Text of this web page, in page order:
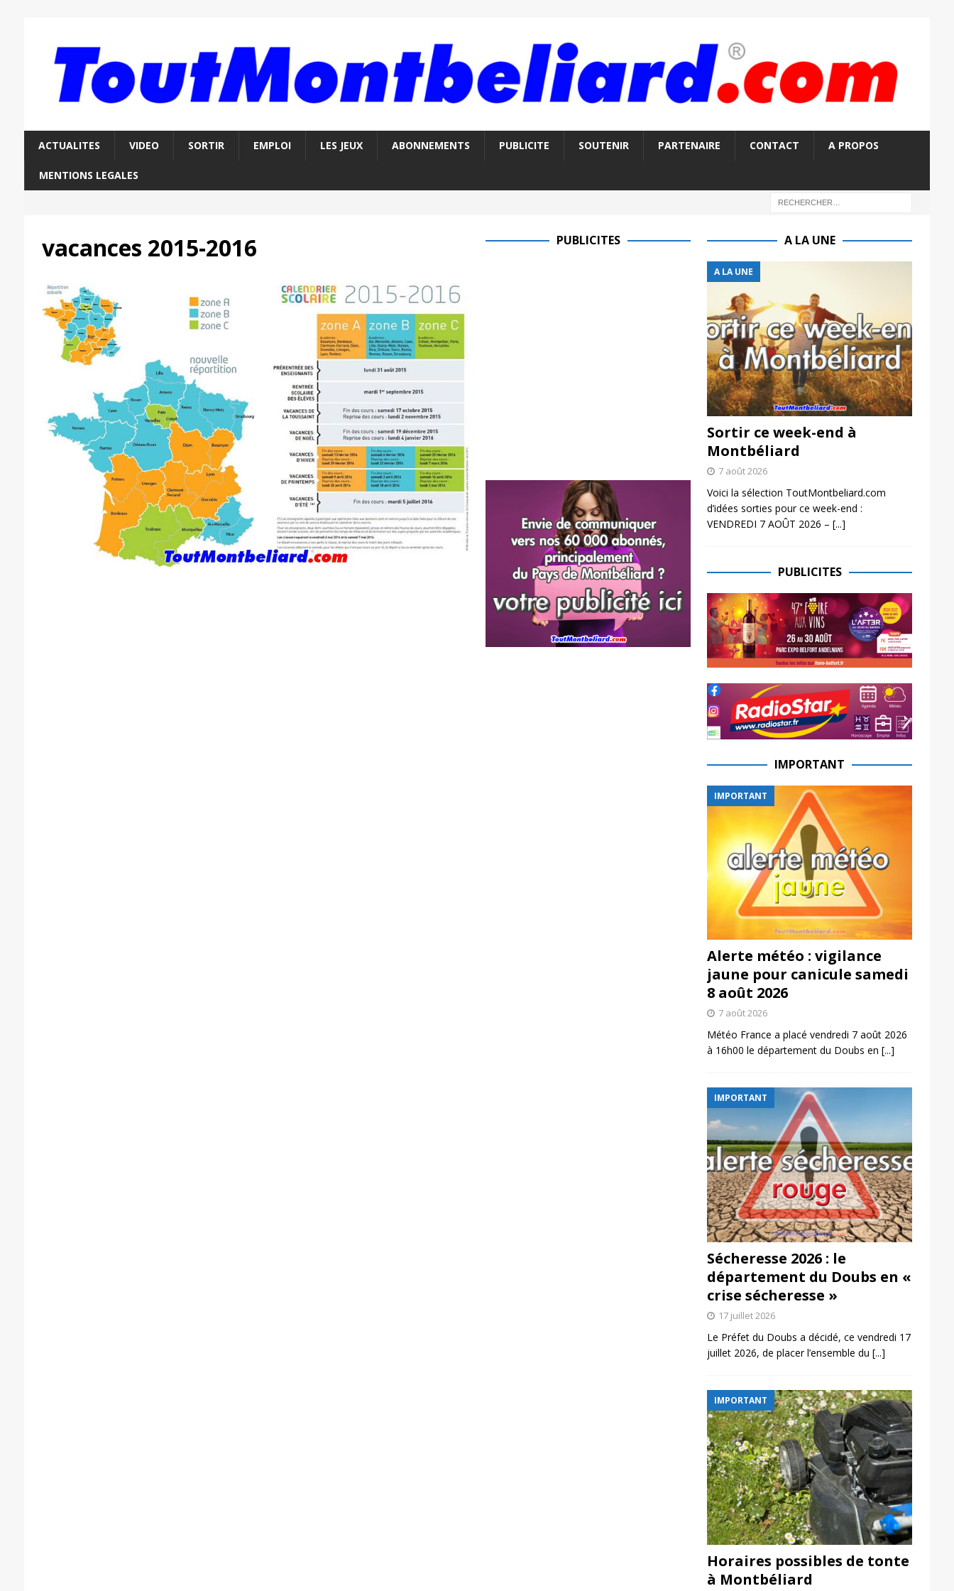
ACTUALITES VIDEO SORTIR EMPLOI LES JEUX ABONNEMENTS PUBLICITE SOUTENIR PARTENAIRE CONTACT A PROPOS
MENTIONS LEGALES
vacances 2015-2016 PUBLICITES A LA UNE
A LA UNE
Sortir ce week-end à
Montbéliard
7 août 2026
Voici la sélection ToutMontbeliard.com
d’idées sorties pour ce week-end :
VENDREDI 7 AOÛT 2026 – [...]
PUBLICITES
IMPORTANT
IMPORTANT
Alerte météo : vigilance
jaune pour canicule samedi
8 août 2026
7 août 2026
Météo France a placé vendredi 7 août 2026
à 16h00 le département du Doubs en [...]
IMPORTANT
Sécheresse 2026 : le
département du Doubs en «
crise sécheresse »
17 juillet 2026
Le Préfet du Doubs a décidé, ce vendredi 17
juillet 2026, de placer l’ensemble du [...]
IMPORTANT
Horaires possibles de tonte
à Montbéliard